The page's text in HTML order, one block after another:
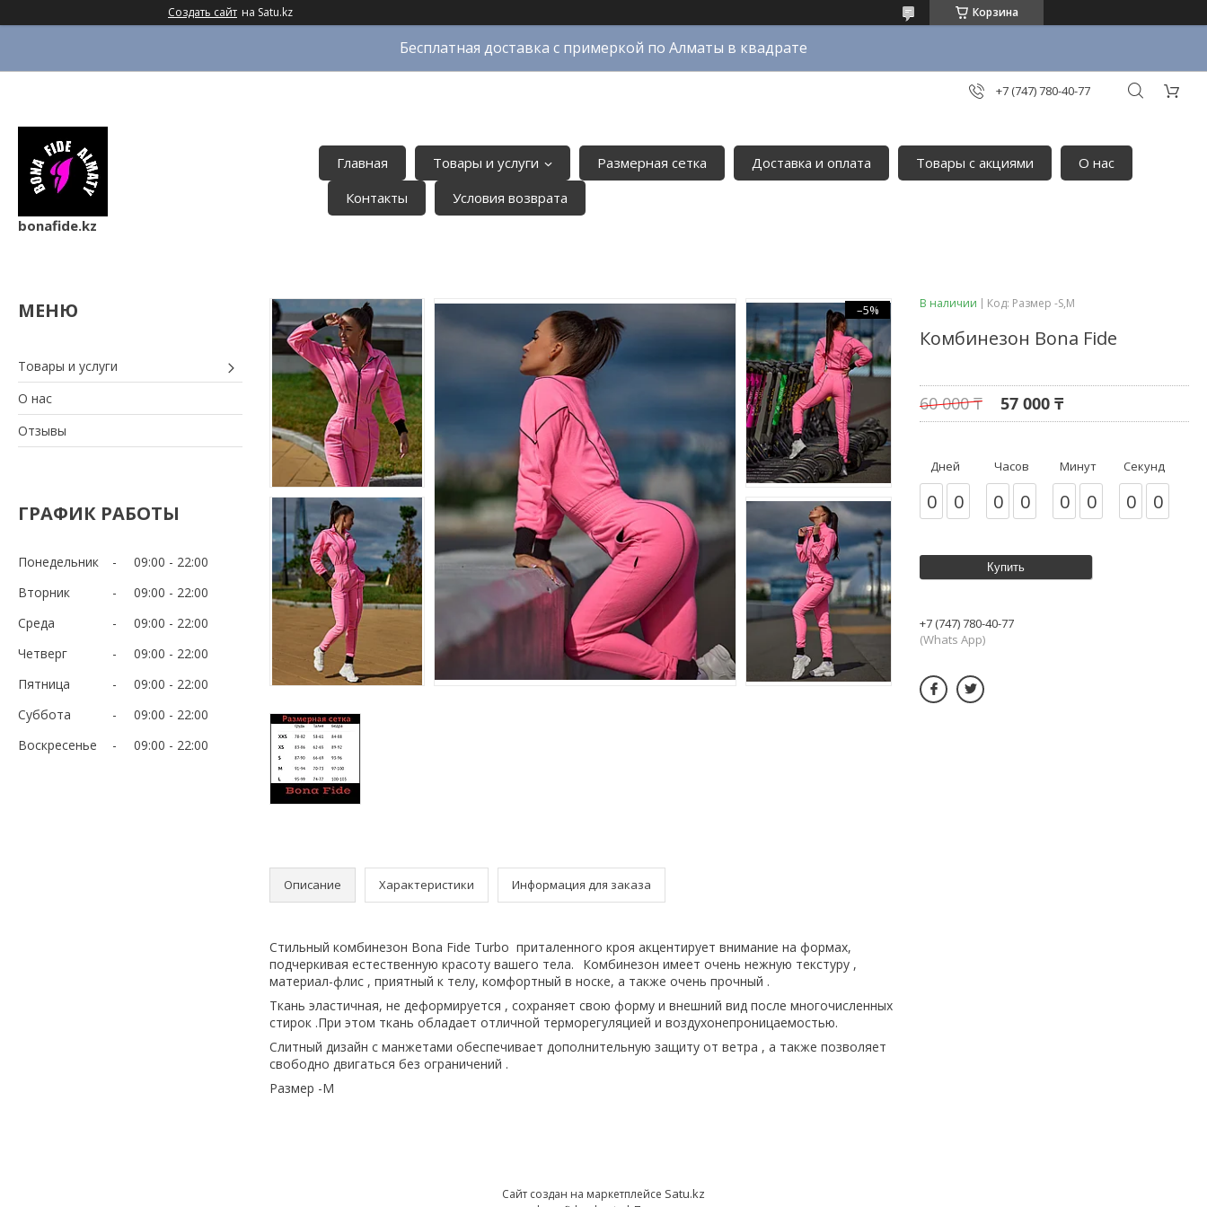
Создать сайт на Satu.kz Корзина
Бесплатная доставка с примеркой по Алматы в квадрате
+7 (747) 780-40-77
bonafide.kz
Главная Товары и услуги Размерная сетка Доставка и оплата Товары с акциями
О нас
Контакты
Условия возврата
Товары и услуги
О нас
Отзывы
ГРАФИК РАБОТЫ
Понедельник 09:00
22:00
Вторник
09:00
22:00
Среда
09:00
22:00
Четверг
09:00
22:00
Пятница
09:00
22:00
Суббота
09:00
22:00
Воскресенье
09:00 22:00
–5%
Описание Характеристики Информация для заказа
Стильный комбинезон Bonа Fide Turbo приталенного кроя акцентирует внимание на формах,
подчеркивая естественную красоту вашего тела.⠀Комбинезон имеет очень нежную текстуру ,
материал-флис , приятный к телу, комфортный в носке, а также очень прочный .
Ткань эластичная, не деформируется , сохраняет свою форму и внешний вид после многочисленных
стирок .При этом ткань обладает отличной терморегуляцией и воздухонепроницаемостью.
Слитный дизайн с манжетами обеспечивает дополнительную защиту от ветра , а также позволяет
свободно двигаться без ограничений .
Размер -M⠀
В наличии Код: Размер -S,М
Комбинезон Bona Fide
60 000 ₸ 57 000 ₸
Дней
0 0
Часов
0 0
Минут
0 0
Секунд
0 0
Купить
+7 (747) 780-40-77
(Whats App)
Сайт создан на маркетплейсе Satu.kz